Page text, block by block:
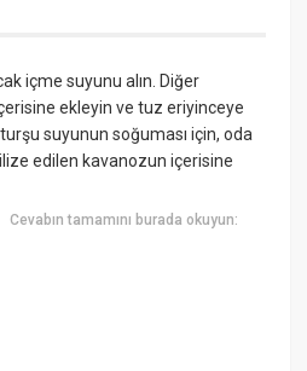
içme suyunu alın. Diğer
ekleyin ve tuz eriyinceye
turşu suyunun soğuması için, oda
edilen kavanozun içerisine
Cevabın tamamını burada okuyun: